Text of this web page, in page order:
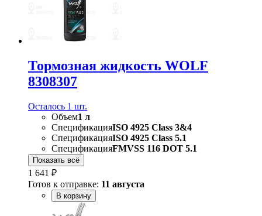
Тормозная жидкость WOLF
8308307
Осталось 1 шт.
Объем1 л
СпецификацияISO 4925 Class 3&4
СпецификацияISO 4925 Class 5.1
СпецификацияFMVSS 116 DOT 5.1
Показать всё
1 641 ₽
Готов к отправке: 11 августа
В корзину